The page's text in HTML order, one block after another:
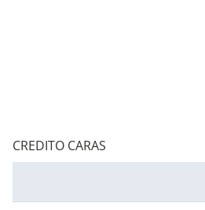
CREDITO CARAS